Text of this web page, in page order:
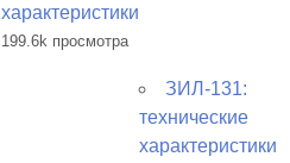
характеристики
199.6k просмотра
ЗИЛ-131:
технические
характеристики